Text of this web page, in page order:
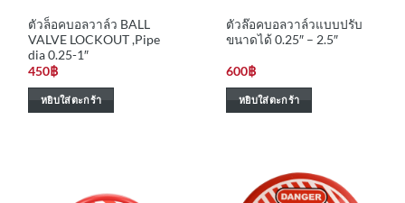
ตัวล็อคบอลวาล์ว BALL
VALVE LOCKOUT ,Pipe
dia 0.25-1″
450฿
หยิบใส่ตะกร้า
ตัวล๊อคบอลวาล์วแบบปรับ
ขนาดได้ 0.25″ – 2.5″
600฿
หยิบใส่ตะกร้า